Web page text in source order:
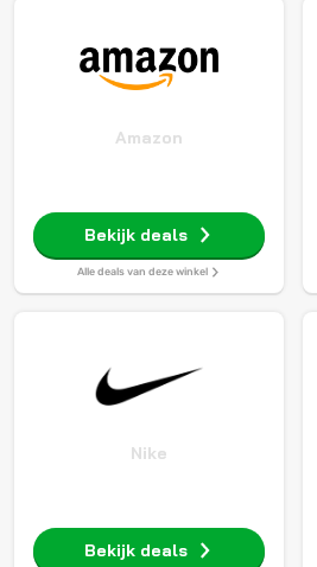
Amazon
Bekijk deals
Alle deals van deze winkel
Nike
Bekijk deals